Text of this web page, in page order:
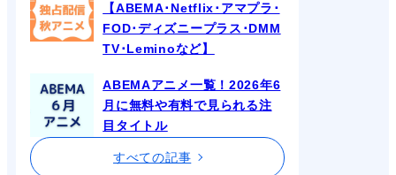
【ABEMA･Netflix･アマプラ･
FOD･ディズニープラス･DMM
TV･Leminoなど】
ABEMAアニメ一覧！2026年6
月に無料や有料で見られる注
目タイトル
すべての記事